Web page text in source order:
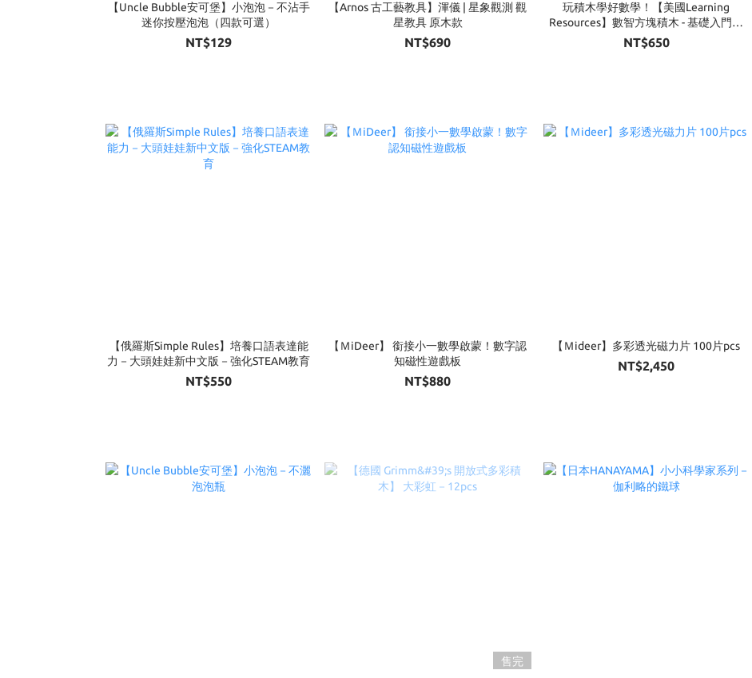
【Uncle Bubble安可堡】小泡泡－不沾手
迷你按壓泡泡（四款可選）
NT$129
【Arnos 古工藝教具】渾儀 | 星象觀測 觀
星教具 原木款
NT$690
玩積木學好數學！【美國Learning
Resources】數智方塊積木 - 基礎入門組
100片
NT$650
【俄羅斯Simple Rules】培養口語表達能
力－大頭娃娃新中文版－強化STEAM教育
NT$550
【ＭiDeer】 銜接小一數學啟蒙！數字認
知磁性遊戲板
NT$880
【Ｍideer】多彩透光磁力片 100片pcs
NT$2,450
售完